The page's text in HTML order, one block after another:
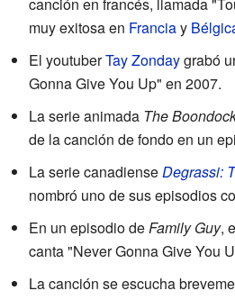
muy exitosa en Franciay
El youtuberTay Zondaygrabó
Gonna Give You Up" en 2007.
La serie animada The
de la canción de fondo en un
La serie canadienseDegrassi:
nombró uno de sus episodios
En un episodio deFamily Guy,
canta "Never Gonna Give You
La canción se escucha